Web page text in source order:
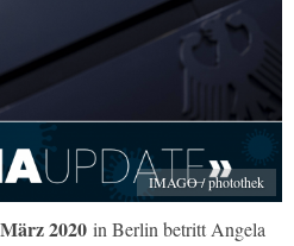
IMAGO / photothek
2020 in Berlin betritt Angela